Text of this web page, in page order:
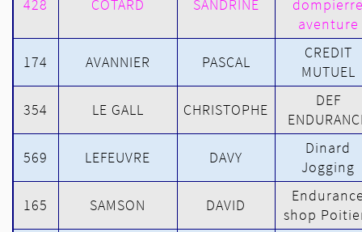
428 COTARD SANDRINE
aventure
174 AVANNIER PASCAL
CREDIT
MUTUEL
354 LE GALL CHRISTOPHE
DEF
569 LEFEUVRE DAVY
Dinard
Jogging
165 SAMSON DAVID
shop